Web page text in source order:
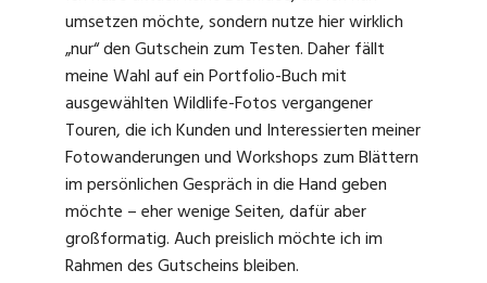
umsetzen möchte, sondern nutze hier wirklich
„nur“ den Gutschein zum Testen. Daher fällt
meine Wahl auf ein Portfolio-Buch mit
ausgewählten Wildlife-Fotos vergangener
Touren, die ich Kunden und Interessierten meiner
Fotowanderungen und Workshops zum Blättern
im persönlichen Gespräch in die Hand geben
möchte – eher wenige Seiten, dafür aber
großformatig. Auch preislich möchte ich im
Rahmen des Gutscheins bleiben.